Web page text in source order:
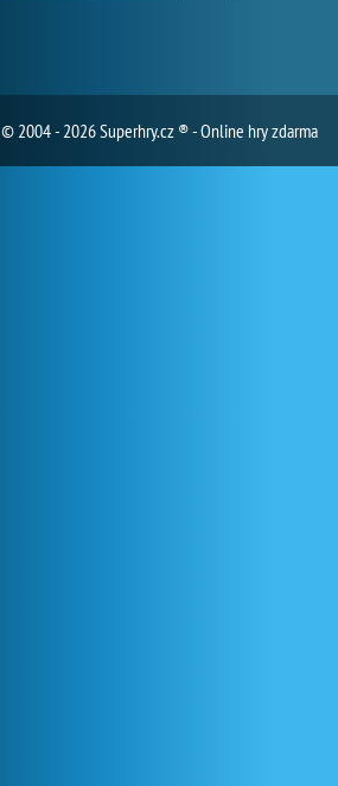
© 2004 - 2026 Superhry.cz ® - Online hry zdarma